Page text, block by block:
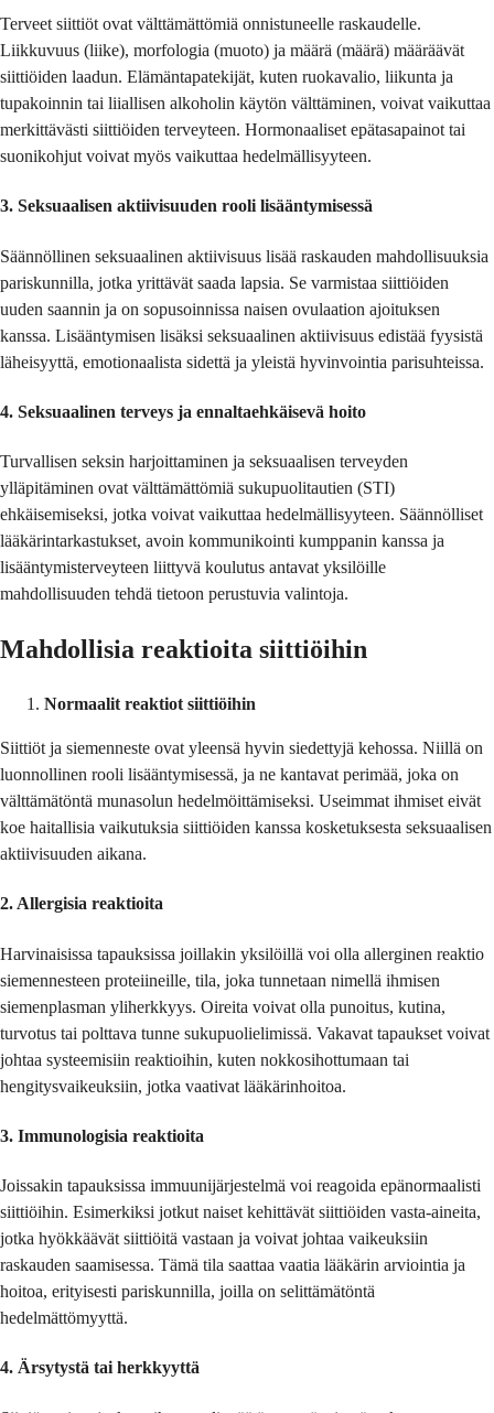
Terveet siittiöt ovat välttämättömiä onnistuneelle raskaudelle.
Liikkuvuus (liike), morfologia (muoto) ja määrä (määrä) määräävät
siittiöiden laadun. Elämäntapatekijät, kuten ruokavalio, liikunta ja
tupakoinnin tai liiallisen alkoholin käytön välttäminen, voivat vaikuttaa
merkittävästi siittiöiden terveyteen. Hormonaaliset epätasapainot tai
suonikohjut voivat myös vaikuttaa hedelmällisyyteen.
3. Seksuaalisen aktiivisuuden rooli lisääntymisessä
Säännöllinen seksuaalinen aktiivisuus lisää raskauden mahdollisuuksia
pariskunnilla, jotka yrittävät saada lapsia. Se varmistaa siittiöiden
uuden saannin ja on sopusoinnissa naisen ovulaation ajoituksen
kanssa. Lisääntymisen lisäksi seksuaalinen aktiivisuus edistää fyysistä
läheisyyttä, emotionaalista sidettä ja yleistä hyvinvointia parisuhteissa.
4. Seksuaalinen terveys ja ennaltaehkäisevä hoito
Turvallisen seksin harjoittaminen ja seksuaalisen terveyden
ylläpitäminen ovat välttämättömiä sukupuolitautien (STI)
ehkäisemiseksi, jotka voivat vaikuttaa hedelmällisyyteen. Säännölliset
lääkärintarkastukset, avoin kommunikointi kumppanin kanssa ja
lisääntymisterveyteen liittyvä koulutus antavat yksilöille
mahdollisuuden tehdä tietoon perustuvia valintoja.
Mahdollisia reaktioita siittiöihin
Normaalit reaktiot siittiöihin
Siittiöt ja siemenneste ovat yleensä hyvin siedettyjä kehossa. Niillä on
luonnollinen rooli lisääntymisessä, ja ne kantavat perimää, joka on
välttämätöntä munasolun hedelmöittämiseksi. Useimmat ihmiset eivät
koe haitallisia vaikutuksia siittiöiden kanssa kosketuksesta seksuaalisen
aktiivisuuden aikana.
2. Allergisia reaktioita
Harvinaisissa tapauksissa joillakin yksilöillä voi olla allerginen reaktio
siemennesteen proteiineille, tila, joka tunnetaan nimellä ihmisen
siemenplasman yliherkkyys. Oireita voivat olla punoitus, kutina,
turvotus tai polttava tunne sukupuolielimissä. Vakavat tapaukset voivat
johtaa systeemisiin reaktioihin, kuten nokkosihottumaan tai
hengitysvaikeuksiin, jotka vaativat lääkärinhoitoa.
3. Immunologisia reaktioita
Joissakin tapauksissa immuunijärjestelmä voi reagoida epänormaalisti
siittiöihin. Esimerkiksi jotkut naiset kehittävät siittiöiden vasta-aineita,
jotka hyökkäävät siittiöitä vastaan ja voivat johtaa vaikeuksiin
raskauden saamisessa. Tämä tila saattaa vaatia lääkärin arviointia ja
hoitoa, erityisesti pariskunnilla, joilla on selittämätöntä
hedelmättömyyttä.
4. Ärsytystä tai herkkyyttä